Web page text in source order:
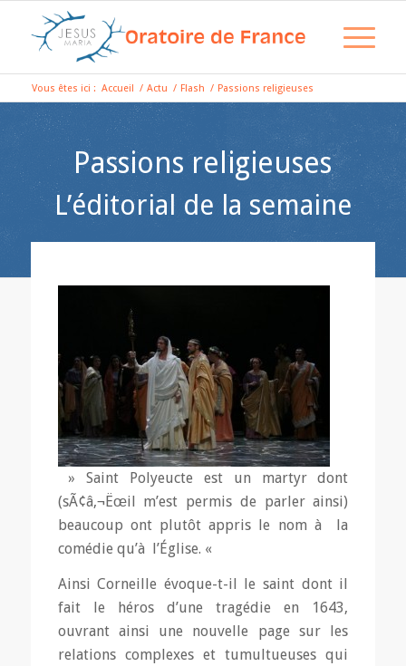
Vous êtes ici : Accueil / Actu / Flash / Passions religieuses
Passions religieuses
L’éditorial de la semaine
» Saint Polyeucte est un martyr dont
(sÃ¢â‚¬Ëœil m’est permis de parler ainsi)
beaucoup ont plutôt appris le nom à la
comédie qu’à l’Église. «
Ainsi Corneille évoque-t-il le saint dont il
fait le héros d’une tragédie en 1643,
ouvrant ainsi une nouvelle page sur les
relations complexes et tumultueuses qui